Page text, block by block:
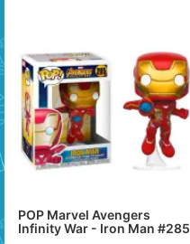
POP Marvel Avengers
Infinity War - Iron Man #285